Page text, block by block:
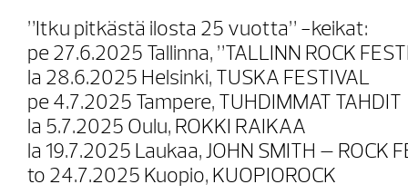
”Itku pitkästä ilosta 25 vuotta” -keikat:
pe 27.6.2025 Tallinna, ”TALLINN ROCK
la 28.6.2025 Helsinki, TUSKA FESTIVAL
pe 4.7.2025 Tampere, TUHDIMMAT TAHDIT
la 5.7.2025 Oulu, ROKKI RAIKAA
la 19.7.2025 Laukaa, JOHN SMITH – ROCK
to 24.7.2025 Kuopio, KUOPIOROCK